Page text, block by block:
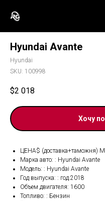
Hyundai Avante
Hyundai
SKU: 100998
$2 018
Хочу
ЦЕНА$ (доставка+таможня)
Марка авто: : Hyundai Avante
Модель: : Hyundai Avante
Год выпуска: : год.2018
Объем двигателя: 1600
Топливо: : Бензин